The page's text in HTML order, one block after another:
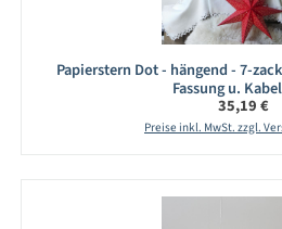
Papierstern Dot - hängend - 7-
Fassung u.
Regulärer
35,19 €
Preise inkl. MwSt. zzgl.